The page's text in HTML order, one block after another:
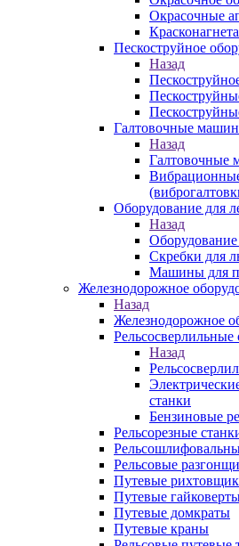
Окрасочные
Пескоструйное
Назад
Галтовочные
Назад
Галтовочные
Оборудование для
Назад
Скребки для
Машины для
Железнодорожное
Назад
Железнодорожное
Рельсосверлильные
Назад
станки
Бензиновые
Рельсорезные
Рельсовые
Путевые
Путевые
Путевые домкраты
Путевые краны